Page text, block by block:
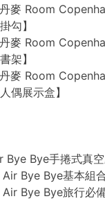
麥 Room
勾】
麥 Room
架】
麥 Room
偶展示盒】
Bye Bye手捲式真
Air Bye Bye基本組
Air Bye Bye旅行必